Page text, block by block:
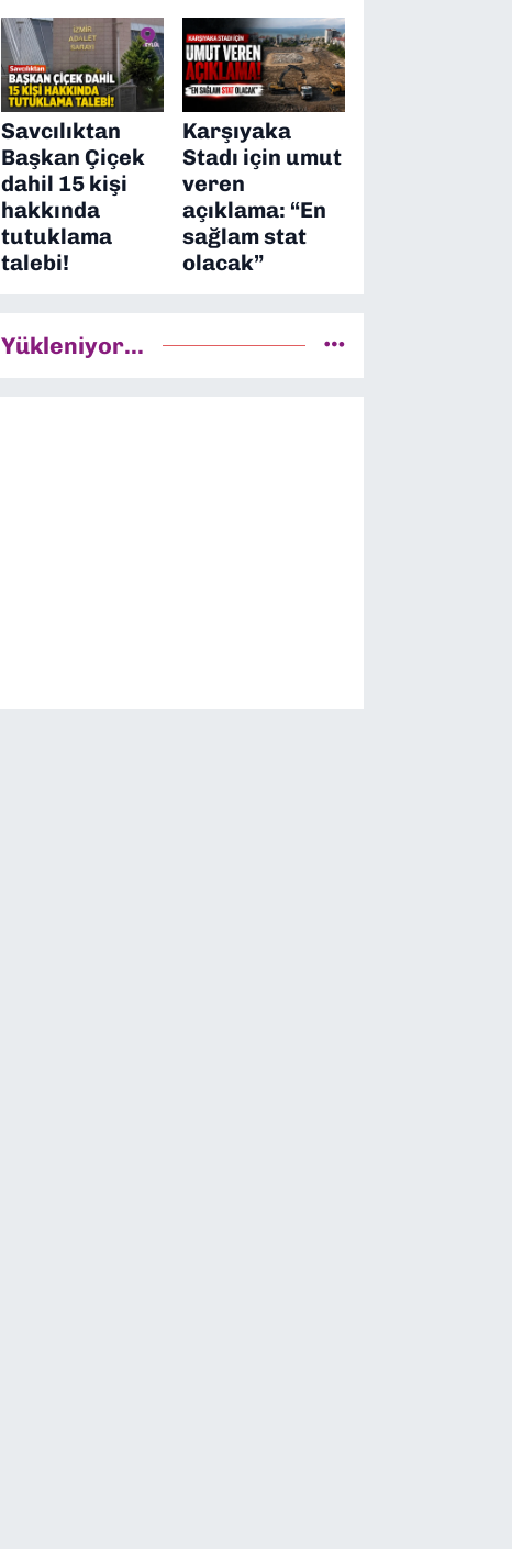
Savcılıktan
Başkan Çiçek
dahil 15 kişi
hakkında
tutuklama
talebi!
Karşıyaka
Stadı için umut
veren
açıklama: “En
sağlam stat
olacak”
Yükleniyor...